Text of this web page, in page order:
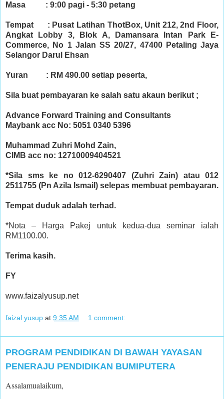
Masa : 9:00 pagi - 5:30 petang
Tempat : Pusat Latihan ThotBox, Unit 212, 2nd Floor,
Angkat Lobby 3, Blok A, Damansara Intan Park E-
Commerce, No 1 Jalan SS 20/27, 47400 Petaling Jaya
Selangor Darul Ehsan
Yuran : RM 490.00 setiap peserta,
Sila buat pembayaran ke salah satu akaun berikut ;
Advance Forward Training and Consultants
Maybank acc No: 5051 0340 5396
Muhammad Zuhri Mohd Zain,
CIMB acc no: 12710009404521
*Sila sms ke no 012-6290407 (Zuhri Zain) atau 012
2511755 (Pn Azila Ismail) selepas membuat pembayaran.
Tempat duduk adalah terhad.
*Nota – Harga Pakej untuk kedua-dua seminar ialah
RM1100.00.
Terima kasih.
FY
www.faizalyusup.net
faizal yusup at 9:35 AM 1 comment:
PROGRAM PENDIDIKAN DI BAWAH YAYASAN
PENERAJU PENDIDIKAN BUMIPUTERA
Assalamualaikum,